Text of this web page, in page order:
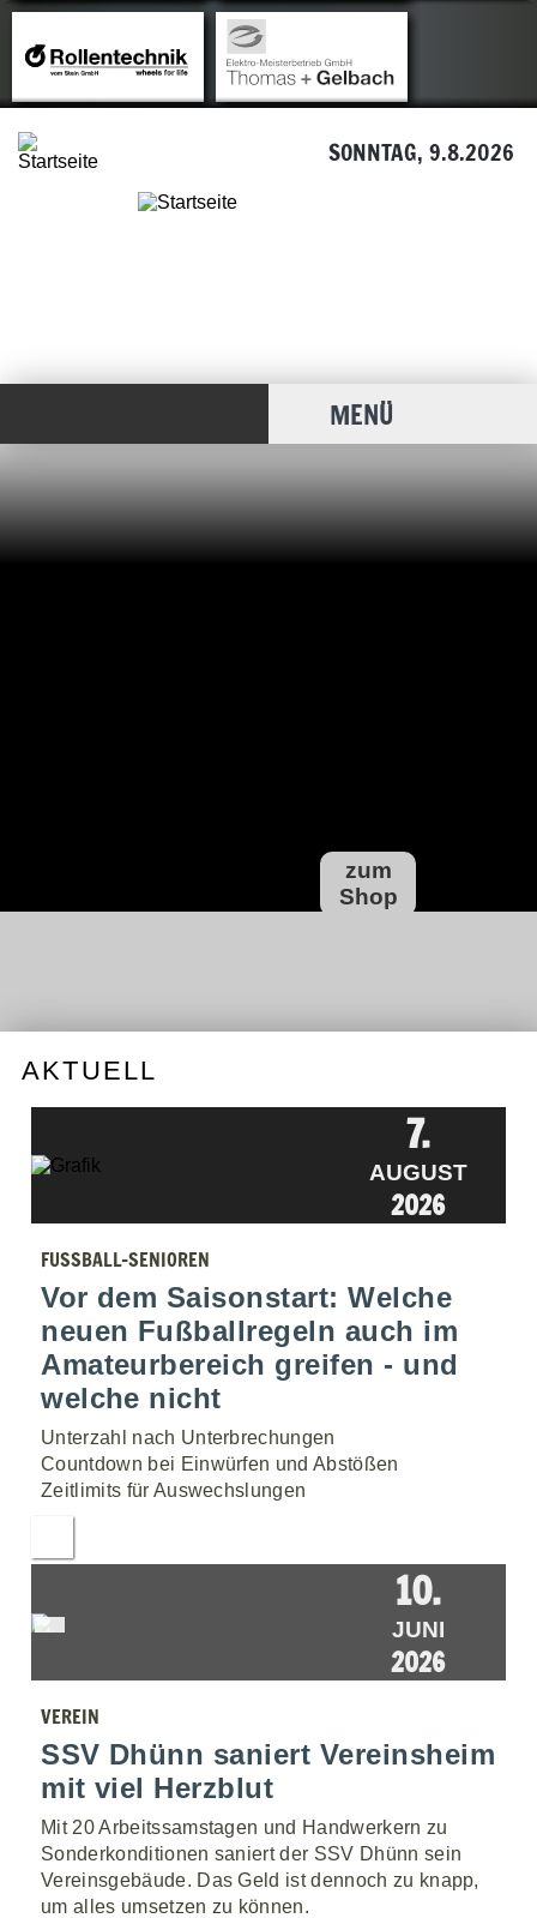
SONNTAG, 9.8.2026
MENÜ
zum
Shop
AKTUELL
7.
AUGUST
2026
FUSSBALL-SENIOREN
Vor dem Saisonstart: Welche
neuen Fußballregeln auch im
Amateurbereich greifen - und
welche nicht
Unterzahl nach Unterbrechungen
Countdown bei Einwürfen und Abstößen
Zeitlimits für Auswechslungen
10.
JUNI
2026
VEREIN
SSV Dhünn saniert Vereinsheim
mit viel Herzblut
Mit 20 Arbeitssamstagen und Handwerkern zu
Sonderkonditionen saniert der SSV Dhünn sein
Vereinsgebäude. Das Geld ist dennoch zu knapp,
um alles umsetzen zu können.